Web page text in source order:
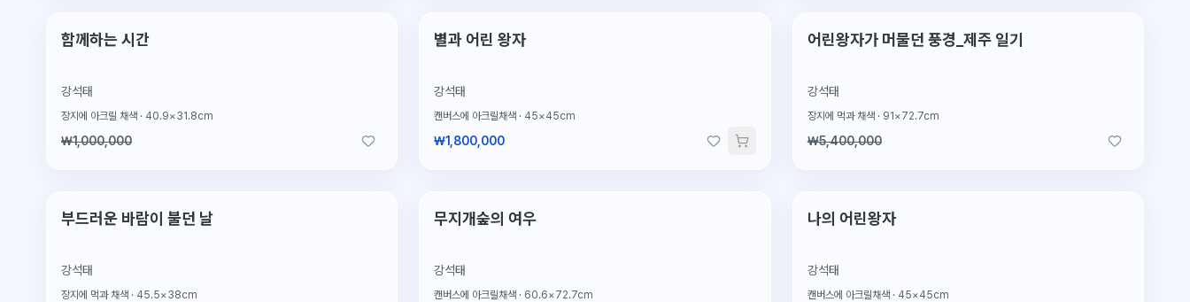
2026.2.4 판매
함께하는 시간
강석태
장지에 아크릴 채색 · 40.9×31.8cm
₩1,000,000
단 1점뿐인 원작
별과 어린 왕자
강석태
캔버스에 아크릴채색 · 45×45cm
₩1,800,000
2026.2.4 판매
어린왕자가 머물던 풍경_제주 일기
강석태
장지에 먹과 채색· 91×72.7cm
₩5,400,000
2026.2.4 판매
부드러운 바람이 불던 날
강석태
장지에 먹과 채색 · 45.5×38cm
2026.2.4 판매
무지개숲의 여우
강석태
캔버스에 아크릴채색 · 60.6×72.7cm
2026.2.4 판매
나의 어린왕자
강석태
캔버스에 아크릴채색· 45×45cm